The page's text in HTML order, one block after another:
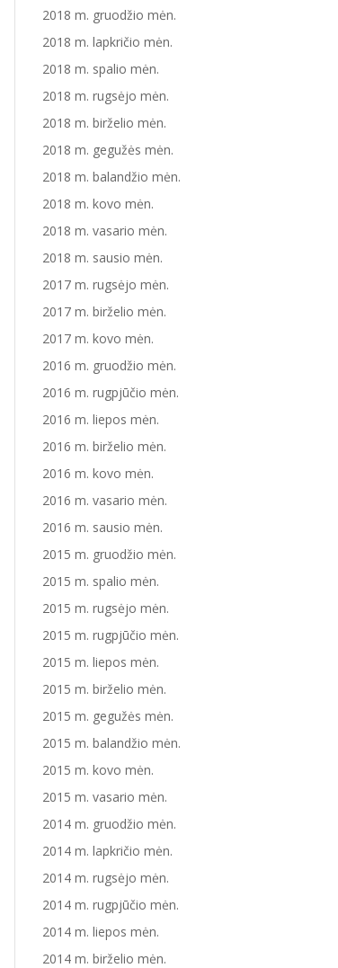
2018 m. gruodžio mėn.
2018 m. lapkričio mėn.
2018 m. spalio mėn.
2018 m. rugsėjo mėn.
2018 m. birželio mėn.
2018 m. gegužės mėn.
2018 m. balandžio mėn.
2018 m. kovo mėn.
2018 m. vasario mėn.
2018 m. sausio mėn.
2017 m. rugsėjo mėn.
2017 m. birželio mėn.
2017 m. kovo mėn.
2016 m. gruodžio mėn.
2016 m. rugpjūčio mėn.
2016 m. liepos mėn.
2016 m. birželio mėn.
2016 m. kovo mėn.
2016 m. vasario mėn.
2016 m. sausio mėn.
2015 m. gruodžio mėn.
2015 m. spalio mėn.
2015 m. rugsėjo mėn.
2015 m. rugpjūčio mėn.
2015 m. liepos mėn.
2015 m. birželio mėn.
2015 m. gegužės mėn.
2015 m. balandžio mėn.
2015 m. kovo mėn.
2015 m. vasario mėn.
2014 m. gruodžio mėn.
2014 m. lapkričio mėn.
2014 m. rugsėjo mėn.
2014 m. rugpjūčio mėn.
2014 m. liepos mėn.
2014 m. birželio mėn.